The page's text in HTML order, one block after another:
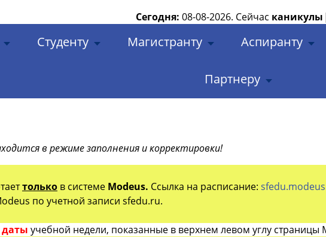
Сегодня: 08-08-2026. Сейчас каникулы |
Студенту Магистранту Аспиранту
Партнеру
в режиме заполнения и корректировки!
только в системе Modeus. Ссылка на расписание:
по учетной записи sfedu.ru.
даты учебной недели, показанные в верхнем левом углу страницы